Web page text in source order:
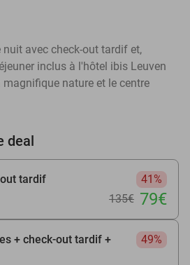
nuit avec check-out tardif et,
inclus à l'hôtel ibis Leuven
magnifique nature et le centre
deal
tardif
41%
135€ 79€
+ check-out tardif +
49%